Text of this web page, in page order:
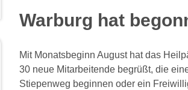
Warburg hat
Mit Monatsbeginn August hat das
30 neue Mitarbeitende begrüßt, die
Stiepenweg beginnen oder ein